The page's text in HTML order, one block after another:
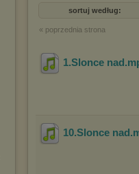
sortuj według:
« poprzednia strona
1.Slonce nad
10.Slonce nad